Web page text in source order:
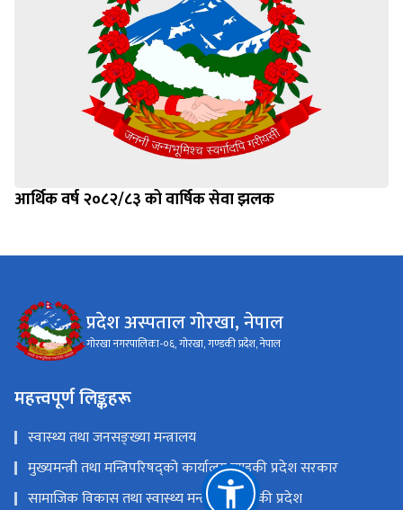
आर्थिक वर्ष २०८२/८३ को वार्षिक सेवा झलक
प्रदेश अस्पताल गोरखा, नेपाल
गोरखा नगरपालिका-०६, गोरखा, गण्डकी प्रदेश, नेपाल
महत्त्वपूर्ण लिङ्कहरू
स्वास्थ्य तथा जनसङ्ख्या मन्त्रालय
मुख्यमन्त्री तथा मन्त्रिपरिषद्को कार्यालय,गण्डकी प्रदेश सरकार
सामाजिक विकास तथा स्वास्थ्य मन्त्रालय, गण्डकी प्रदेश